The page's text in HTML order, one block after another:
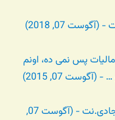
07, 2018)
پس نمی ده، اونم
07, 2015)
بسته لوگوهای جدید برای سایت جادی.نت - (آگوست 07,